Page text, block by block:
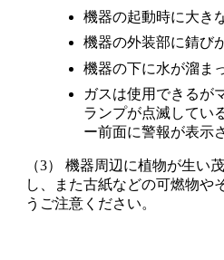
機器の起動時に大き
機器の外装部に錆び
機器の下に水が溜ま
ガスは使用できるが
ランプが点滅してい
ー前面に警報が表示
（3） 機器周辺に植物が生い
し、また古紙などの可燃物や
うご注意ください。